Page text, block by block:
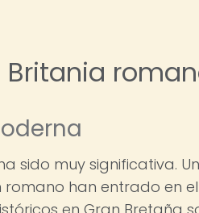
sido muy significativa.
han entrado en el